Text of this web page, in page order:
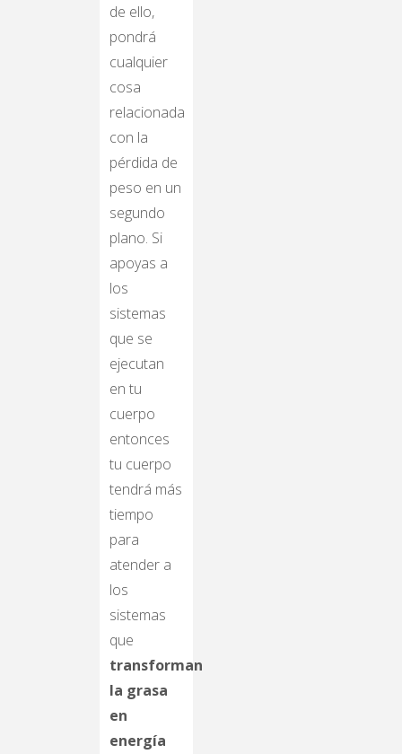
de ello,
pondrá
cualquier
cosa
relacionada
con la
pérdida de
peso en un
segundo
plano. Si
apoyas a
los
sistemas
que se
ejecutan
en tu
cuerpo
entonces
tu cuerpo
tendrá más
tiempo
para
atender a
los
sistemas
que
transforman
la grasa
en
energía